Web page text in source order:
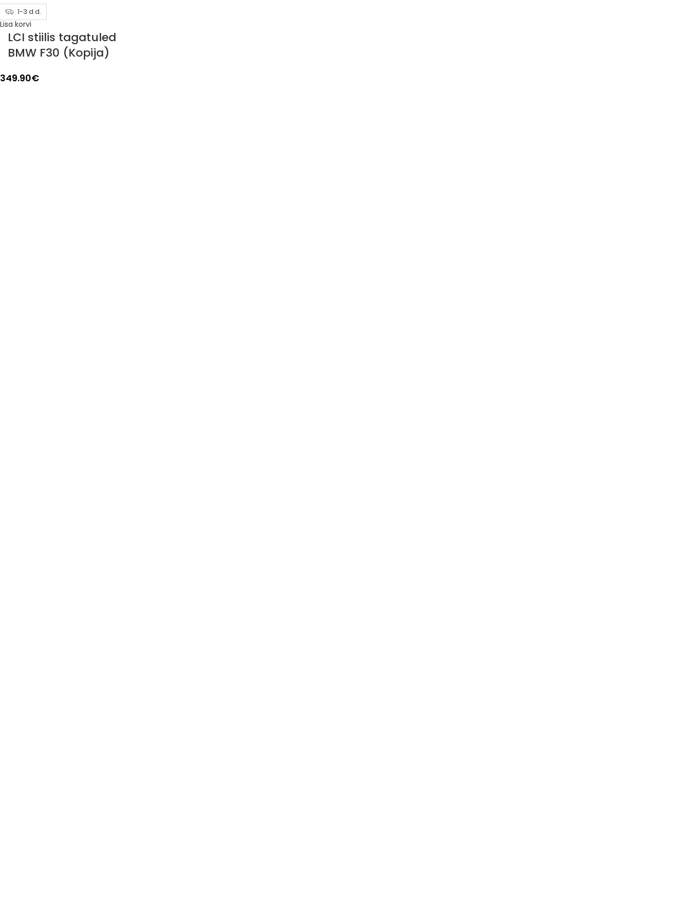
1-3 d.d.
Lisa korvi
LCI stiilis tagatuled
BMW F30 (Kopija)
349.90€